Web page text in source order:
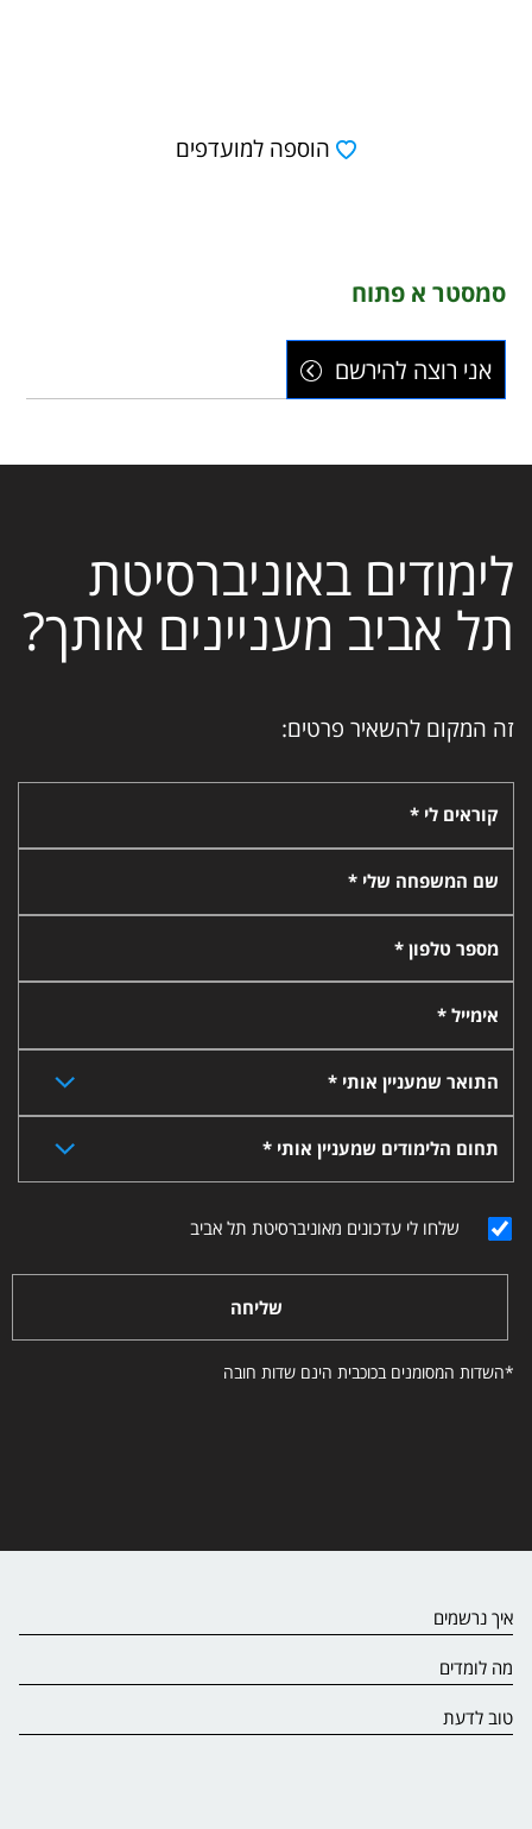
הוספה למועדפים
סמסטר א פתוח
אני רוצה להירשם
לימודים באוניברסיטת
תל אביב מעניינים אותך?
זה המקום להשאיר פרטים:
קוראים לי *
שם המשפחה שלי *
מספר טלפון *
אימייל *
התואר שמעניין אותי *
תחום הלימודים שמעניין אותי *
שלחו לי עדכונים מאוניברסיטת תל אביב
שליחה
*השדות המסומנים בכוכבית הינם שדות חובה
איך נרשמים
מה לומדים
טוב לדעת